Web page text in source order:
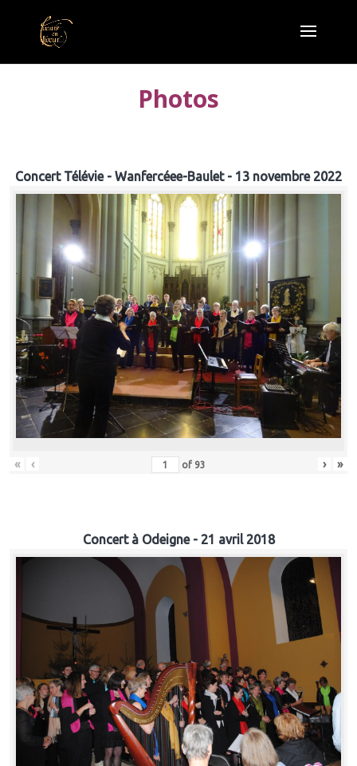
Photos
Concert Télévie - Wanfercéee-Baulet - 13 novembre 2022
« ‹ of 93 › »
Concert à Odeigne - 21 avril 2018